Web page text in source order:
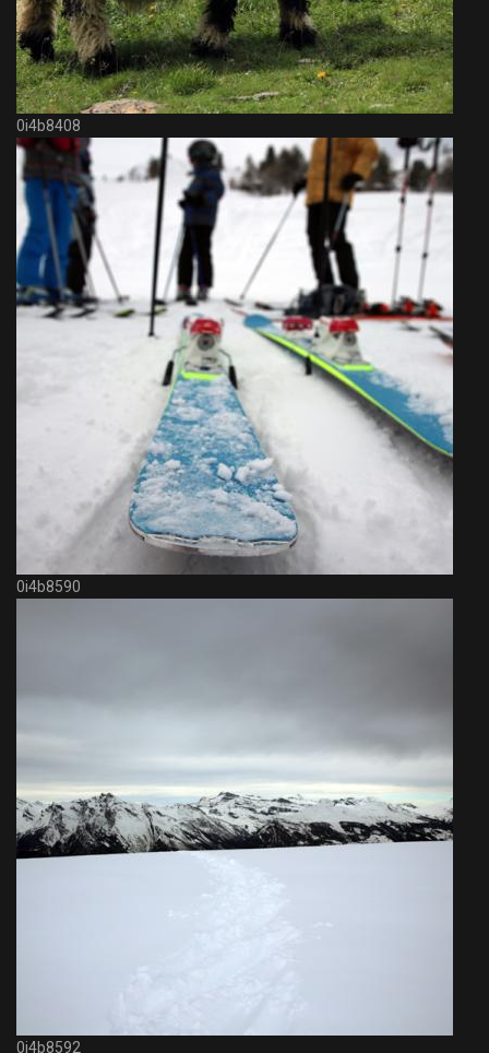
0i4b8408
0i4b8590
0i4b8592